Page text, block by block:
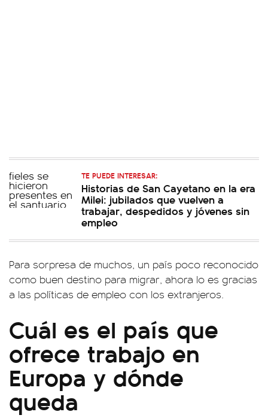
TE PUEDE INTERESAR:
Historias de San Cayetano en la era
Milei: jubilados que vuelven a
trabajar, despedidos y jóvenes sin
empleo
Para sorpresa de muchos, un país poco reconocido
como buen destino para migrar, ahora lo es gracias
a las políticas de empleo con los extranjeros.
Cuál es el país que
ofrece trabajo en
Europa y dónde
queda